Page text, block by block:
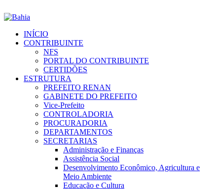
INÍCIO
CONTRIBUINTE
NFS
PORTAL DO CONTRIBUINTE
CERTIDÕES
ESTRUTURA
PREFEITO RENAN
GABINETE DO PREFEITO
Vice-Prefeito
CONTROLADORIA
PROCURADORIA
DEPARTAMENTOS
SECRETARIAS
Administração e Finanças
Assistência Social
Desenvolvimento Econômico, Agricultura e
Meio Ambiente
Educação e Cultura